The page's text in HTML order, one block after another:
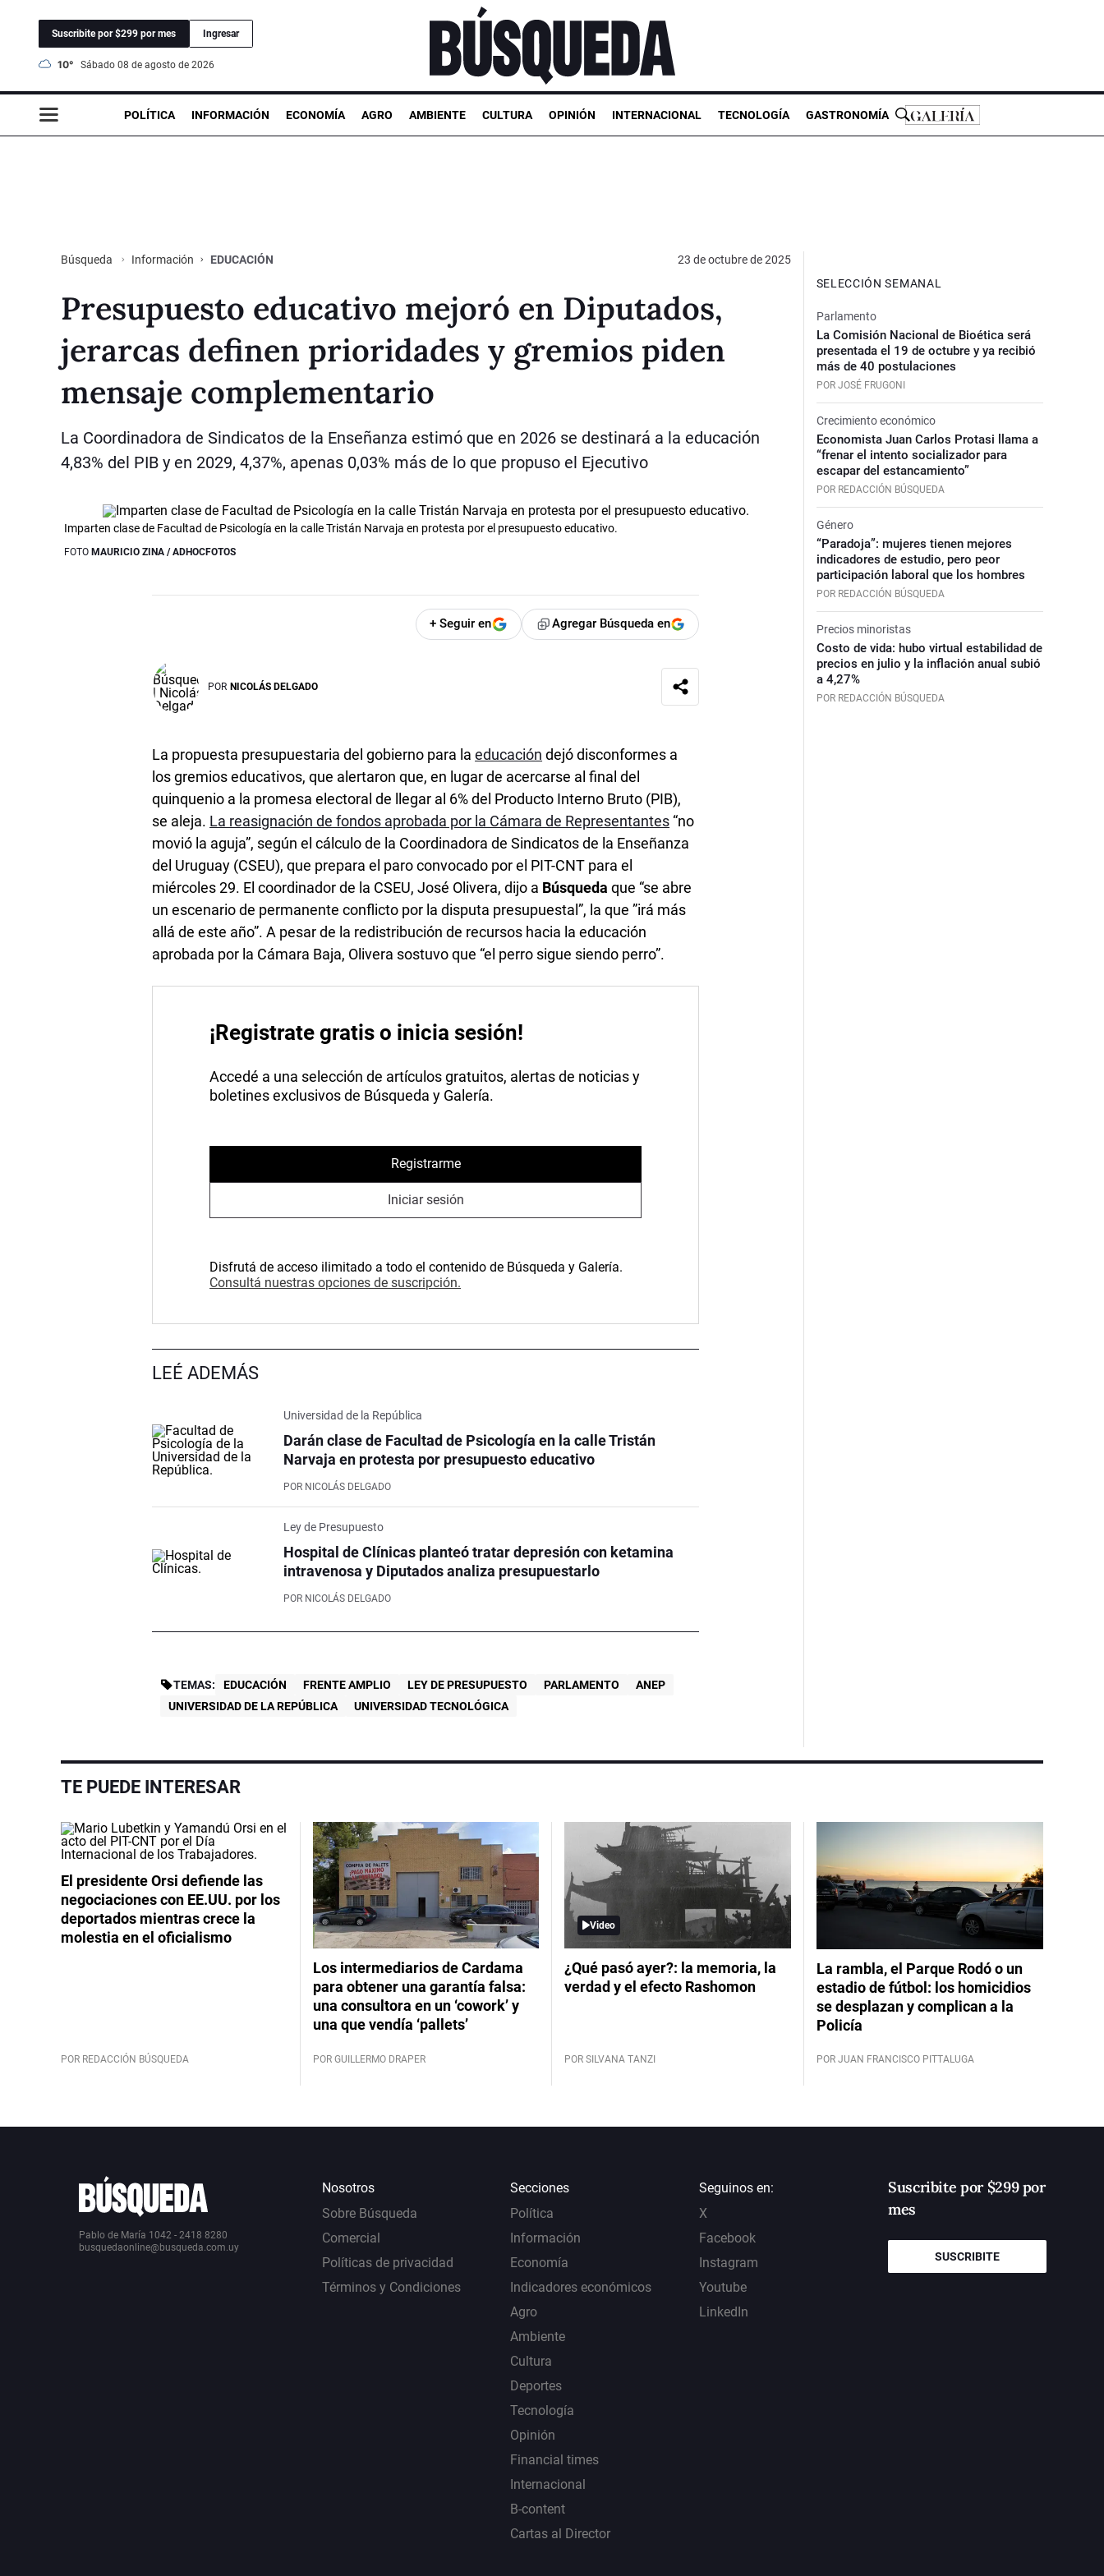
Suscribite por $299 por mes Ingresar
10° sábado 08 de agosto de 2026
POLÍTICA INFORMACIÓN ECONOMÍA AGRO AMBIENTE CULTURA OPINIÓN INTERNACIONAL TECNOLOGÍA GASTRONOMÍA
Búsqueda Información EDUCACIÓN 23 de octubre de 2025
Presupuesto educativo mejoró en Diputados,
jerarcas definen prioridades y gremios piden
mensaje complementario
La Coordinadora de Sindicatos de la Enseñanza estimó que en 2026 se destinará a la educación
4,83% del PIB y en 2029, 4,37%, apenas 0,03% más de lo que propuso el Ejecutivo
Imparten clase de Facultad de Psicología en la calle Tristán Narvaja en protesta por el presupuesto educativo.
FOTO MAURICIO ZINA / ADHOCFOTOS
+ Seguir en Agregar Búsqueda en
POR NICOLÁS DELGADO
La propuesta presupuestaria del gobierno para laeducación dejó disconformes a
los gremios educativos, que alertaron que, en lugar de acercarse al final del
quinquenio a la promesa electoral de llegar al 6% del Producto Interno Bruto (PIB),
se aleja. La reasignación de fondos aprobada por la Cámara de Representantes “no
movió la aguja”, según el cálculo de la Coordinadora de Sindicatos de la Enseñanza
del Uruguay (CSEU), que prepara el paro convocado por el PIT-CNT para el
miércoles 29. El coordinador de la CSEU, José Olivera, dijo a Búsqueda que “se abre
un escenario de permanente conflicto por la disputa presupuestal”, la que ”irá más
allá de este año”. A pesar de la redistribución de recursos hacia la educación
aprobada por la Cámara Baja, Olivera sostuvo que “el perro sigue siendo perro”.
¡Registrate gratis o inicia sesión!
Accedé a una selección de artículos gratuitos, alertas de noticias y
boletines exclusivos de Búsqueda y Galería.
Registrarme
Iniciar sesión
Disfrutá de acceso ilimitado a todo el contenido de Búsqueda y Galería.
Consultá nuestras opciones de suscripción.
LEÉ ADEMÁS
Universidad de la República
Darán clase de Facultad de Psicología en la calle Tristán
Narvaja en protesta por presupuesto educativo
POR NICOLÁS DELGADO
Ley de Presupuesto
Hospital de Clínicas planteó tratar depresión con ketamina
intravenosa y Diputados analiza presupuestarlo
POR NICOLÁS DELGADO
TEMAS: EDUCACIÓN FRENTE AMPLIO LEY DE PRESUPUESTO PARLAMENTO
ANEP
UNIVERSIDAD DE LA REPÚBLICA
UNIVERSIDAD TECNOLÓGICA
SELECCIÓN SEMANAL
Parlamento
La Comisión Nacional de Bioética será
presentada el 19 de octubre y ya recibió
más de 40 postulaciones
POR JOSÉ FRUGONI
Crecimiento económico
Economista Juan Carlos Protasi llama a
“frenar el intento socializador para
escapar del estancamiento”
POR REDACCIÓN BÚSQUEDA
Género
“Paradoja”: mujeres tienen mejores
indicadores de estudio, pero peor
participación laboral que los hombres
POR REDACCIÓN BÚSQUEDA
Precios minoristas
Costo de vida: hubo virtual estabilidad de
precios en julio y la inflación anual subió
a 4,27%
POR REDACCIÓN BÚSQUEDA
TE PUEDE INTERESAR
El presidente Orsi defiende las
negociaciones con EE.UU. por los
deportados mientras crece la
molestia en el oficialismo
POR REDACCIÓN BÚSQUEDA
Los intermediarios de Cardama
para obtener una garantía falsa:
una consultora en un ‘cowork’ y
una que vendía ‘pallets’
POR GUILLERMO DRAPER
Video
¿Qué pasó ayer?: la memoria, la
verdad y el efecto Rashomon
POR SILVANA TANZI
La rambla, el Parque Rodó o un
estadio de fútbol: los homicidios
se desplazan y complican a la
Policía
POR JUAN FRANCISCO PITTALUGA
Pablo de María 1042 - 2418 8280
busquedaonline@busqueda.com.uy
Nosotros
Sobre Búsqueda
Comercial
Políticas de privacidad
Términos y Condiciones
Secciones
Política
Información
Economía
Indicadores económicos
Agro
Ambiente
Cultura
Deportes
Tecnología
Opinión
Financial times
Internacional
B-content
Cartas al Director
Seguinos en:
X
Facebook
Instagram
Youtube
LinkedIn
Suscribite por $299 por
mes
SUSCRIBITE